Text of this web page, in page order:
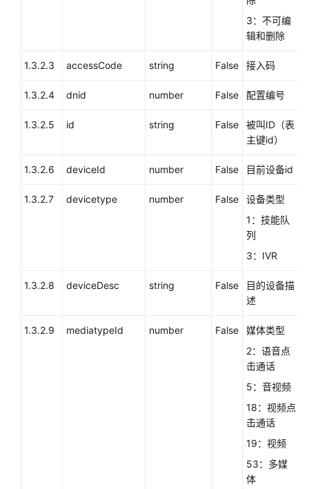
关
（deleteCalledRoute）
改
入
队
绑
3：不可编
辑和删除
1.3.2.3 accessCode string False 接入码
1.3.2.4 dnid number False 配置编号
1.3.2.5 id string False
被叫ID（表
主键id）
1.3.2.6 deviceId number False 目前设备id
1.3.2.7 devicetype number False
设备类型
1：技能队
列
3：IVR
1.3.2.8 deviceDesc string False
目的设备描
述
1.3.2.9 mediatypeId number False
媒体类型
2：语音点
击通话
5：音视频
18：视频点
击通话
19：视频
53：多媒
体